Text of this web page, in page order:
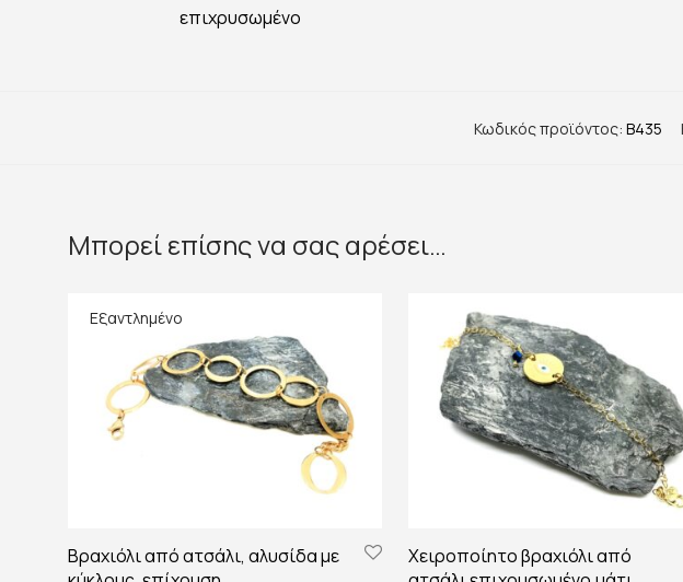
επιχρυσωμένο
Κωδικός προϊόντος: B435
Μπορεί επίσης να σας αρέσει…
Βραχιόλι από ατσάλι, αλυσίδα με
Χειροποίητο βραχιόλι από